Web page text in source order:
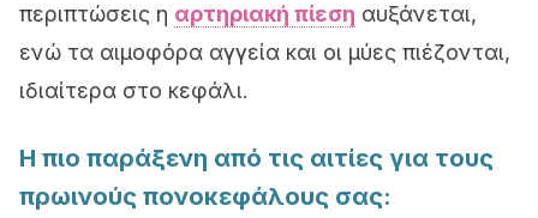
περιπτώσεις η αρτηριακή πίεση αυξάνεται,
ενώ τα αιμοφόρα αγγεία και οι μύες πιέζονται,
ιδιαίτερα στο κεφάλι.
Η πιο παράξενη από τις αιτίες για τους
πρωινούς πονοκεφάλους σας: